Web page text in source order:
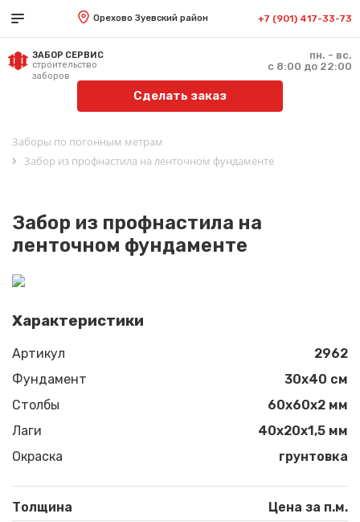
Орехово Зуевский район +7 (901) 417-33-73
ЗАБОР СЕРВИС
строительство
заборов
пн. - вс.
с 8:00 до 22:00
Сделать заказ
Заборы по погонным метрам
Забор из профнастила на ленточном фундаменте
Забор из профнастила на
ленточном фундаменте
Характеристики
Артикул
2962
Фундамент
30x40 см
Столбы
60х60х2 мм
Лаги
40х20х1,5 мм
Окраска
грунтовка
Толщина Цена за п.м.